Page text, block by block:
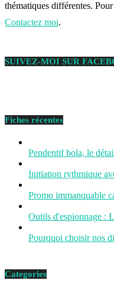
thématiques différentes.
Contactez moi.
SUIVEZ-MOI SUR
Fiches récentes
Pendentif bola, le
Initiation rythmique
Promo immanquable
Outils d'espionnage :
Pourquoi choisir nos
Categories